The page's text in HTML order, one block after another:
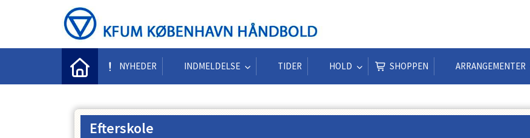
NYHEDER INDMELDELSE TIDER HOLD SHOPPEN ARRANGEMENTER
Efterskole